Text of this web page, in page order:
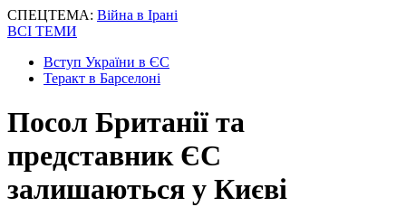
СПЕЦТЕМА: Війна в Ірані
ВСІ ТЕМИ
Вступ України в ЄС
Теракт в Барселоні
Посол Британії та
представник ЄС
залишаються у Києві